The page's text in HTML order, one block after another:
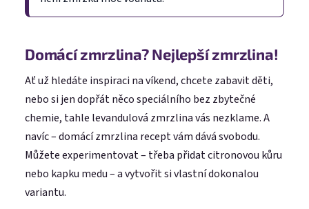
Domácí zmrzlina? Nejlepší zmrzlina!
Ať už hledáte inspiraci na víkend, chcete zabavit děti,
nebo si jen dopřát něco speciálního bez zbytečné
chemie, tahle levandulová zmrzlina vás nezklame. A
navíc – domácí zmrzlina recept vám dává svobodu.
Můžete experimentovat – třeba přidat citronovou kůru
nebo kapku medu – a vytvořit si vlastní dokonalou
variantu.